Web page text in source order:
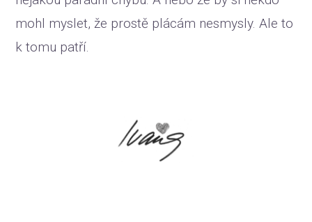
mohl myslet, že prostě plácám nesmysly. Ale to
k tomu patří.